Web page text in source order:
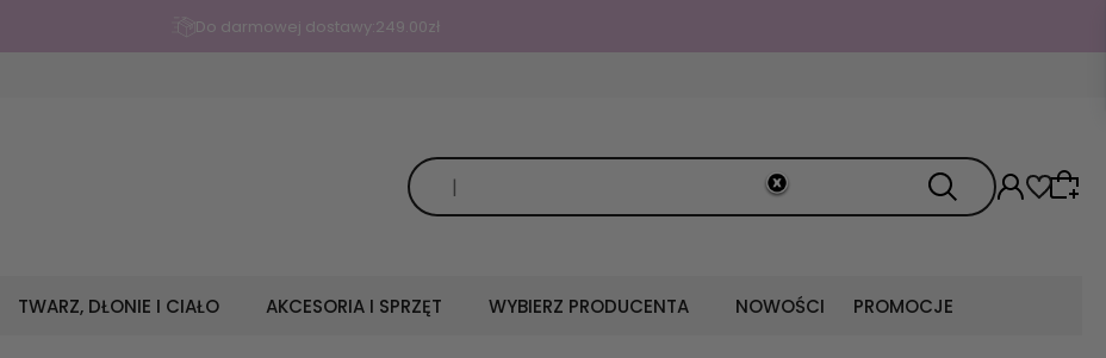
Do darmowej dostawy:249.00zł
TWARZ, DŁONIE I CIAŁO AKCESORIA I SPRZĘT WYBIERZ PRODUCENTA NOWOŚCI PROMOCJE